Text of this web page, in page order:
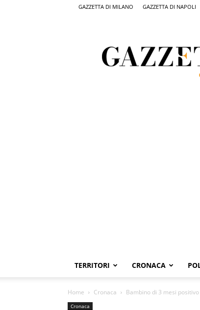
GAZZETTA DI MILANO GAZZETTA DI NAPOLI
Salerno,
il
TERRITORI CRONACA
Home Cronaca Bambino di 3 mesi
Cronaca